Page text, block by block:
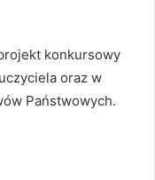
konkursowy
oraz w
Państwowych.